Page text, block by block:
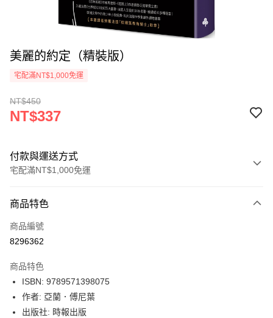
美麗的約定（精裝版）
宅配滿NT$1,000免運
NT$450
NT$337
付款與運送方式
宅配滿NT$1,000免運
icash Pay
信用卡一次付款
LINE Pay
Apple Pay
商品特色
商品編號
8296362
商品特色
ISBN: 9789571398075
作者: 亞蘭．傅尼葉
出版社: 時報出版